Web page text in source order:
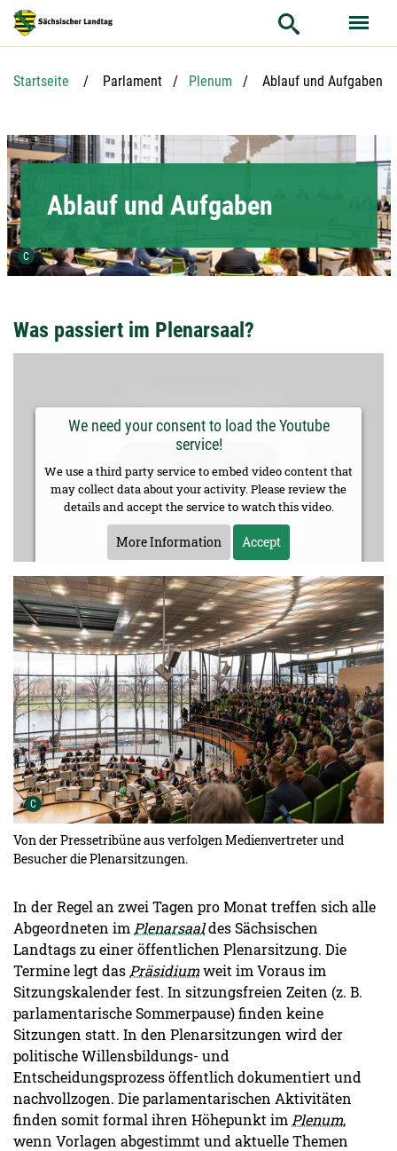
Hauptnavigation
Hauptinhalt
Service
Startseite Parlament Plenum Aktuelle Seite:
Ablauf und Aufgaben
C Urheber der Grafik:
Ablauf und Aufgaben
Was passiert im Plenarsaal?
We need your consent to load the Youtube
service!
We use a third party service to embed video content that
may collect data about your activity. Please review the
details and accept the service to watch this video.
More Information Accept
C Urheber der Grafik:
Von der Pressetribüne aus verfolgen Medienvertreter und
Besucher die Plenarsitzungen.
In der Regel an zwei Tagen pro Monat treffen sich alle
Abgeordneten im Plenarsaaldes Sächsischen
Landtags zu einer öffentlichen Plenarsitzung. Die
Termine legt das Präsidiumweit im Voraus im
Sitzungskalender fest. In sitzungsfreien Zeiten (z. B.
parlamentarische Sommerpause) finden keine
Sitzungen statt. In den Plenarsitzungen wird der
politische Willensbildungs- und
Entscheidungsprozess öffentlich dokumentiert und
nachvollzogen. Die parlamentarischen Aktivitäten
finden somit formal ihren Höhepunkt im Plenum,
wenn Vorlagen abgestimmt und aktuelle Themen